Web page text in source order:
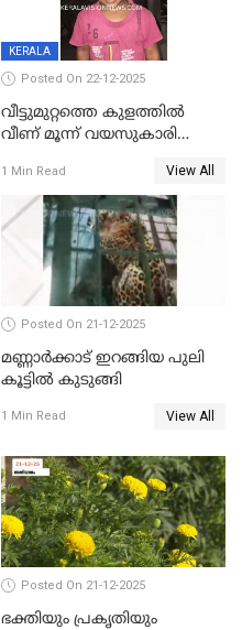
KERALA
Posted On 22-12-2025
വീട്ടുമുറ്റത്തെ കുളത്തിൽ
വീണ് മൂന്ന് വയസുകാരി
1 Min Read View All
Posted On 21-12-2025
മണ്ണാർക്കാട് ഇറങ്ങിയ പുലി
കൂട്ടിൽ കുടുങ്ങി
1 Min Read View All
Posted On 21-12-2025
ഭക്തിയും പ്രകൃതിയും